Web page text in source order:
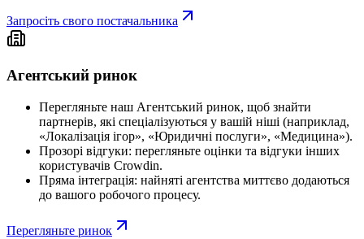
Запросіть свого постачальника
Агентський ринок
Перегляньте наш Агентський ринок, щоб знайти
партнерів, які спеціалізуються у вашій ніші (наприклад,
«Локалізація ігор», «Юридичні послуги», «Медицина»).
Прозорі відгуки: перегляньте оцінки та відгуки інших
користувачів Crowdin.
Пряма інтеграція: найняті агентства миттєво додаються
до вашого робочого процесу.
Перегляньте ринок